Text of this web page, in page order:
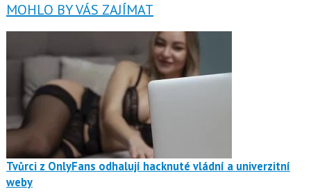
MOHLO BY VÁS ZAJÍMAT
Tvůrci z OnlyFans odhalují hacknuté vládní a univerzitní
weby